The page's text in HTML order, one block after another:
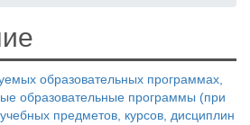
образовательных программах,
образовательные программы (при
предметов, курсов, дисциплин